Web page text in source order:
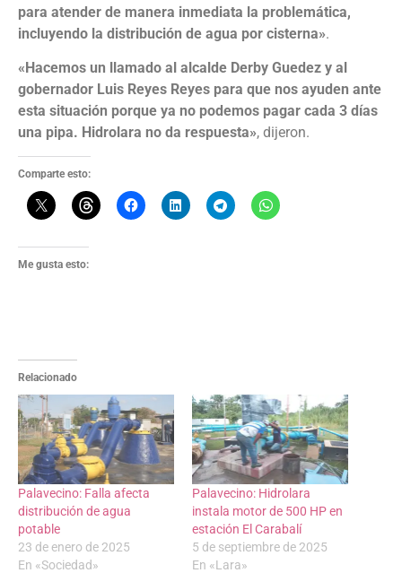
para atender de manera inmediata la problemática,
incluyendo la distribución de agua por cisterna».
«Hacemos un llamado al alcalde Derby Guedez y al
gobernador Luis Reyes Reyes para que nos ayuden ante
esta situación porque ya no podemos pagar cada 3 días
una pipa. Hidrolara no da respuesta», dijeron.
Comparte esto:
Me gusta esto:
Relacionado
Palavecino: Falla afecta
distribución de agua
potable
23 de enero de 2025
En «Sociedad»
Palavecino: Hidrolara
instala motor de 500 HP en
estación El Carabalí
5 de septiembre de 2025
En «Lara»